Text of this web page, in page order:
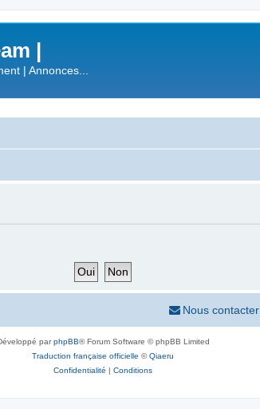
|
| Annonces...
Nous contacter
parphpBB® Forum Software © phpBB Limited
Traduction française officielle ©Qiaeru
Confidentialité | Conditions